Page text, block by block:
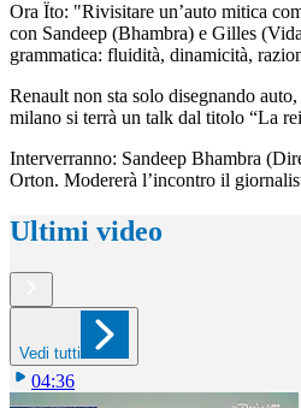
Ora Ïto: "Rivisitare un’auto mitica
con Sandeep (Bhambra) e Gilles
grammatica: fluidità, dinamicità,
Renault non sta solo disegnando
milano si terrà un talk dal titolo “La
Interverranno: Sandeep Bhambra
Orton. Modererà l’incontro il
Ultimi video
Vedi tutti
04:36